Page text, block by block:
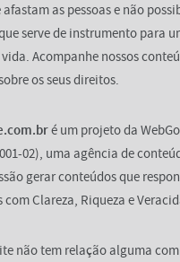
as pessoas e não
serve de instrumento para
Acompanhe nossos
os seus direitos.
é um projeto da
02), uma agência de
gerar conteúdos que
com Clareza, Riqueza e
não tem relação alguma